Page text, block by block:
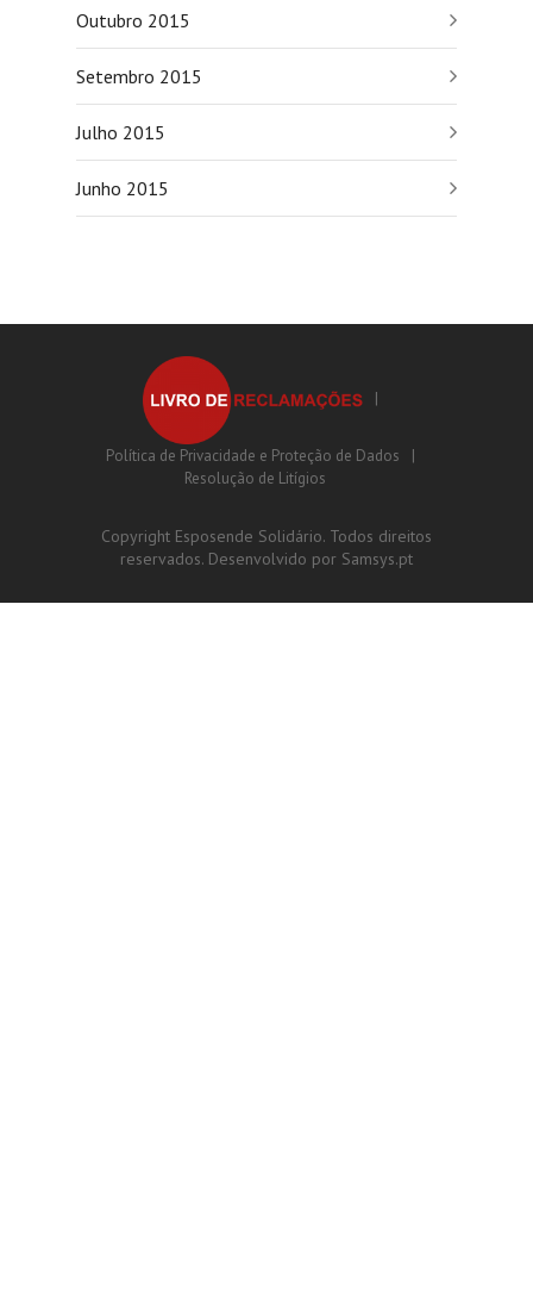
Outubro 2015
Setembro 2015
Julho 2015
Junho 2015
Política de Privacidade e Proteção de Dados
Resolução de Litígios
Copyright Esposende Solidário. Todos direitos
reservados. Desenvolvido por Samsys.pt